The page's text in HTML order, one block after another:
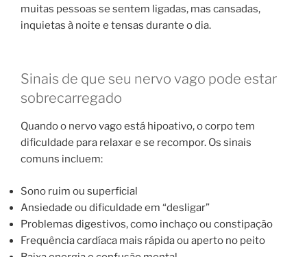
muitas pessoas se sentem ligadas, mas cansadas,
inquietas à noite e tensas durante o dia.
Sinais de que seu nervo vago pode estar
sobrecarregado
Quando o nervo vago está hipoativo, o corpo tem
dificuldade para relaxar e se recompor. Os sinais
comuns incluem:
Sono ruim ou superficial
Ansiedade ou dificuldade em “desligar”
Problemas digestivos, como inchaço ou constipação
Frequência cardíaca mais rápida ou aperto no peito